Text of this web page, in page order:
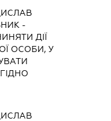
-
ДІЇ
ОСОБИ, У